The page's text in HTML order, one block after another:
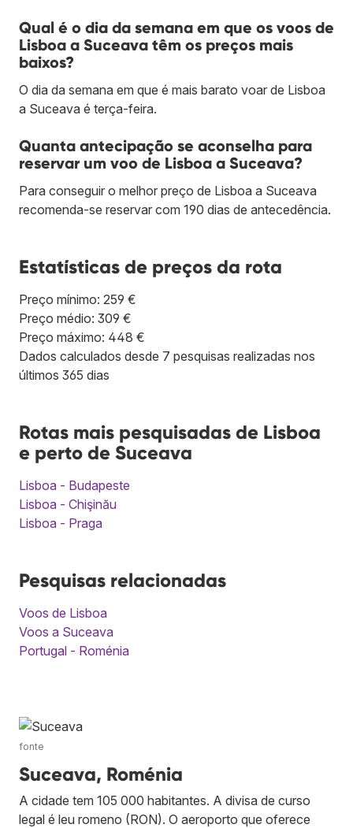
Qual é o dia da semana em que os voos de
Lisboa a Suceava têm os preços mais
baixos?
O dia da semana em que é mais barato voar de Lisboa
a Suceava é terça-feira.
Quanta antecipação se aconselha para
reservar um voo de Lisboa a Suceava?
Para conseguir o melhor preço de Lisboa a Suceava
recomenda-se reservar com 190 dias de antecedência.
Estatísticas de preços da rota
Preço mínimo: 259 €
Preço médio: 309 €
Preço máximo: 448 €
Dados calculados desde 7 pesquisas realizadas nos
últimos 365 dias
Rotas mais pesquisadas de Lisboa
e perto de Suceava
Lisboa - Budapeste
Lisboa - Chişinău
Lisboa - Praga
Pesquisas relacionadas
Voos de Lisboa
Voos a Suceava
Portugal - Roménia
fonte
Suceava, Roménia
A cidade tem 105 000 habitantes. A divisa de curso
legal é leu romeno (RON). O aeroporto que oferece